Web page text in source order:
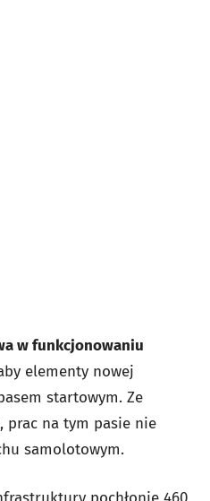
w funkcjonowaniu
elementy nowej
startowym. Ze
prac na tym pasie nie
samolotowym.